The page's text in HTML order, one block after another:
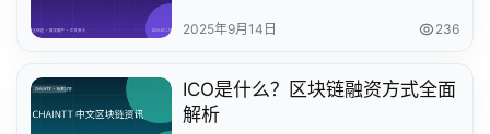
2025年9月14日 236
ICO是什么？区块链融资方式全面
解析